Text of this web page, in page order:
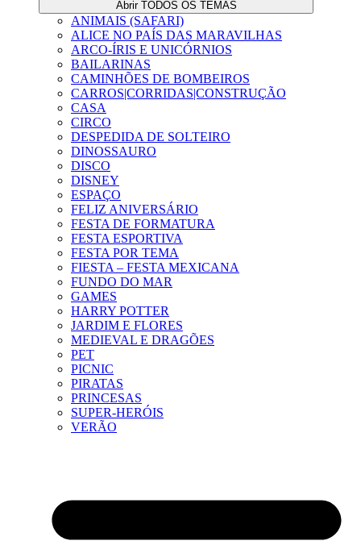
Abrir TODOS OS TEMAS
ANIMAIS (SAFARI)
ALICE NO PAÍS DAS MARAVILHAS
ARCO-ÍRIS E UNICÓRNIOS
BAILARINAS
CAMINHÕES DE BOMBEIROS
CARROS|CORRIDAS|CONSTRUÇÃO
CASA
CIRCO
DESPEDIDA DE SOLTEIRO
DINOSSAURO
DISCO
DISNEY
ESPAÇO
FELIZ ANIVERSÁRIO
FESTA DE FORMATURA
FESTA ESPORTIVA
FESTA POR TEMA
FIESTA – FESTA MEXICANA
FUNDO DO MAR
GAMES
HARRY POTTER
JARDIM E FLORES
MEDIEVAL E DRAGÕES
PET
PICNIC
PIRATAS
PRINCESAS
SUPER-HERÓIS
VERÃO